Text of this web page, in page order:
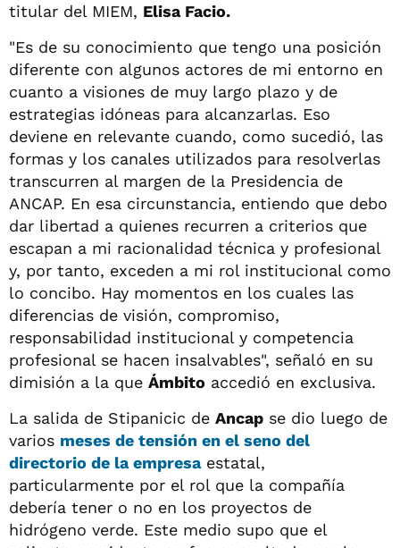
titular del MIEM, Elisa Facio.
"Es de su conocimiento que tengo una posición
diferente con algunos actores de mi entorno en
cuanto a visiones de muy largo plazo y de
estrategias idóneas para alcanzarlas. Eso
deviene en relevante cuando, como sucedió, las
formas y los canales utilizados para resolverlas
transcurren al margen de la Presidencia de
ANCAP. En esa circunstancia, entiendo que debo
dar libertad a quienes recurren a criterios que
escapan a mi racionalidad técnica y profesional
y, por tanto, exceden a mi rol institucional como
lo concibo. Hay momentos en los cuales las
diferencias de visión, compromiso,
responsabilidad institucional y competencia
profesional se hacen insalvables", señaló en su
dimisión a la que Ámbito accedió en exclusiva.
La salida de Stipanicic de Ancap se dio luego de
varios meses de tensión en el seno del
directorio de la empresaestatal,
particularmente por el rol que la compañía
debería tener o no en los proyectos de
hidrógeno verde. Este medio supo que el